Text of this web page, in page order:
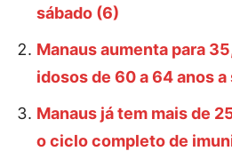
sábado (6)
Manaus aumenta para
idosos de 60 a 64 anos
Manaus já tem mais de
o ciclo completo de